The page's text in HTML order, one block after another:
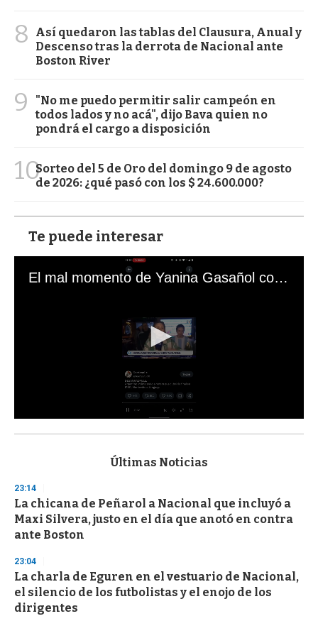
8
Así quedaron las tablas del Clausura, Anual y
Descenso tras la derrota de Nacional ante
Boston River
9
"No me puedo permitir salir campeón en
todos lados y no acá", dijo Bava quien no
pondrá el cargo a disposición
10Sorteo del 5 de Oro del domingo 9 de agosto
de 2026: ¿qué pasó con los $ 24.600.000?
Te puede interesar
El mal momento de Yanina Gasañol con un hincha argentino en "Subrayado"
s
d
s
o
f
3
s
e
c
o
n
Últimas Noticias
23:14
La chicana de Peñarol a Nacional que incluyó a
Maxi Silvera, justo en el día que anotó en contra
ante Boston
23:04
La charla de Eguren en el vestuario de Nacional,
el silencio de los futbolistas y el enojo de los
dirigentes